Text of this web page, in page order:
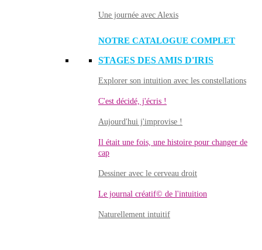
Une journée avec Alexis
NOTRE CATALOGUE COMPLET
STAGES DES AMIS D'IRIS
Explorer son intuition avec les constellations
C'est décidé, j'écris !
Aujourd'hui j'improvise !
Il était une fois, une histoire pour changer de
cap
Dessiner avec le cerveau droit
Le journal créatif© de l'intuition
Naturellement intuitif